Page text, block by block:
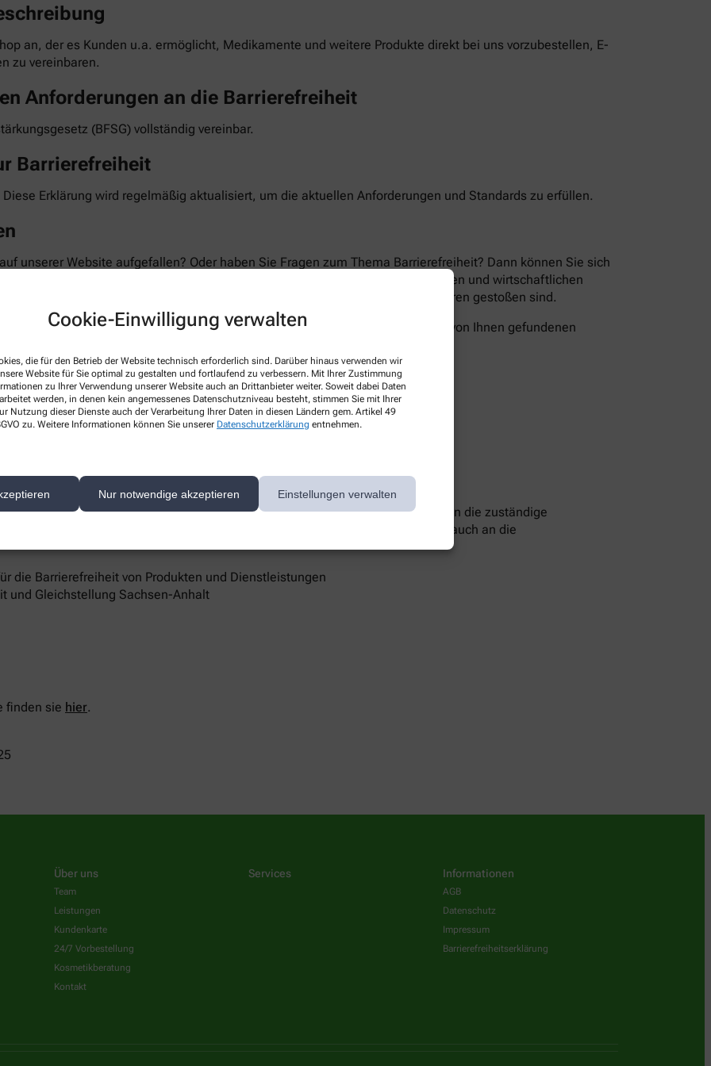
Cookie-Einwilligung verwalten
die für den Betrieb der Website technisch erforderlich sind. Darüber hinaus verwenden wir
Website für Sie optimal zu gestalten und fortlaufend zu verbessern. Mit Ihrer Zustimmung
zu Ihrer Verwendung unserer Website auch an Drittanbieter weiter. Soweit dabei Daten
werden, in denen kein angemessenes Datenschutzniveau besteht, stimmen Sie mit Ihrer
Nutzung dieser Dienste auch der Verarbeitung Ihrer Daten in diesen Ländern gem. Artikel 49
zu. Weitere Informationen können Sie unserer Datenschutzerklärung entnehmen.
Nur notwendige akzeptieren Einstellungen verwalten
an, der es Kunden u.a. ermöglicht, Medikamente und weitere Produkte direkt bei uns vorzubestellen, E-
zu vereinbaren.
Anforderungen an die Barrierefreiheit
(BFSG) vollständig vereinbar.
Barrierefreiheit
Erklärung wird regelmäßig aktualisiert, um die aktuellen Anforderungen und Standards zu erfüllen.
unserer Website aufgefallen? Oder haben Sie Fragen zum Thema Barrierefreiheit? Dann können Sie sich
und bemühen uns, die gemeldeten Barrieren im Rahmen der technischen und wirtschaftlichen
teilen Sie uns mit, auf welcher Seite und bei welcher Funktion Sie auf Barrieren gestoßen sind.
auf unserer Website. Sie können uns auch über folgende Wege die von Ihnen gefundenen
keine zufriedenstellenden Antworten erhalten, können Sie sich an die zuständige
unterstützt Sie dabei, ihre Rechte geltend zu machen. Sie können sich auch an die
die Barrierefreiheit von Produkten und Dienstleistungen
und Gleichstellung Sachsen-Anhalt
finden sie hier.
Über uns
Team
Leistungen
Kundenkarte
24/7 Vorbestellung
Kosmetikberatung
Kontakt
Services Informationen
AGB
Datenschutz
Impressum
Barrierefreiheitserklärung